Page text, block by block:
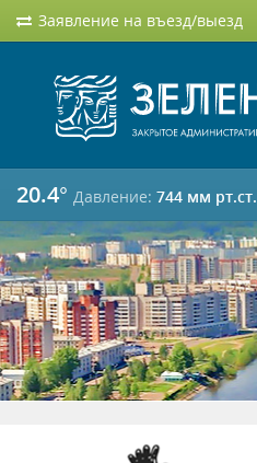
Заявление на въезд/выезд
20.4° Давление: 744 мм рт.ст.